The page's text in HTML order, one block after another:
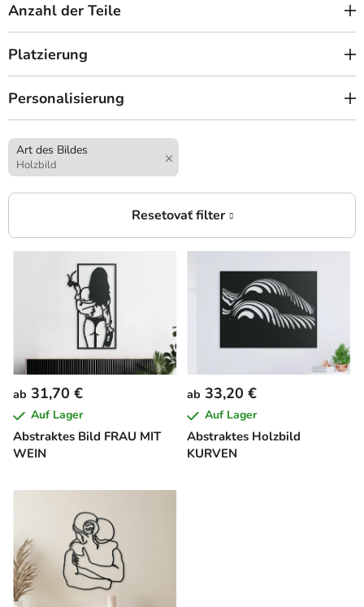
Anzahl der Teile
Platzierung
Personalisierung
Art des Bildes
Holzbild
L
d
e
r
P
r
d
t
e
Abstraktes Bild FRAU MIT
WEIN
ab 31,70 €
Auf Lager
Abstraktes Holzbild
KURVEN
ab 33,20 €
Auf Lager